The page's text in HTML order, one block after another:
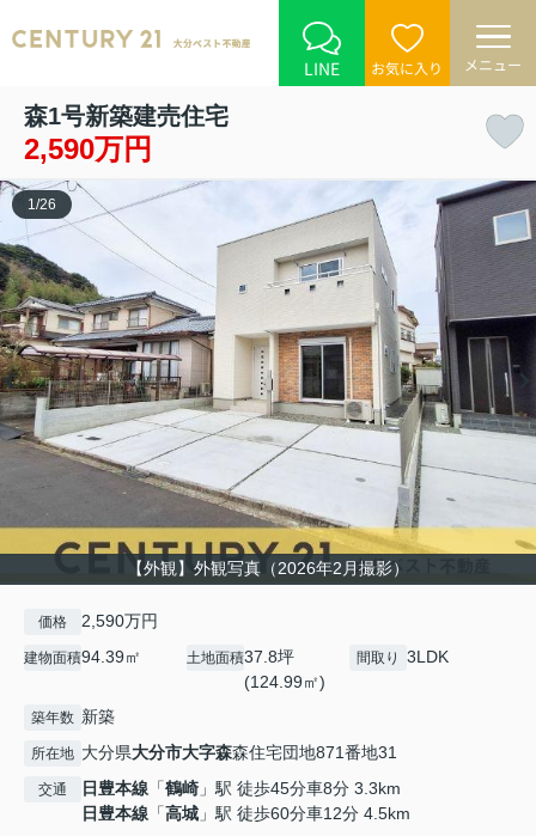
LINE お気に入り メニュー
森1号新築建売住宅
2,590万円
【外観】外観写真（2026年2月撮影）
1 /26
価格 2,590万円
建物面積94.39㎡ 土地面積37.8坪
(124.99㎡)
間取り 3LDK
築年数 新築
所在地 大分県大分市大字森森住宅団地871番地31
交通 日豊本線 「鶴崎 」駅 徒歩45分車8分 3.3km
日豊本線 「高城 」駅 徒歩60分車12分 4.5km